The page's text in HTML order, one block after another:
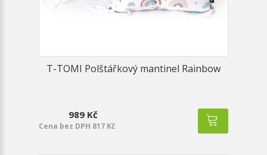
T-TOMI Polštářkový mantinel Rainbow
989 Kč
Cena bez DPH 817 Kč